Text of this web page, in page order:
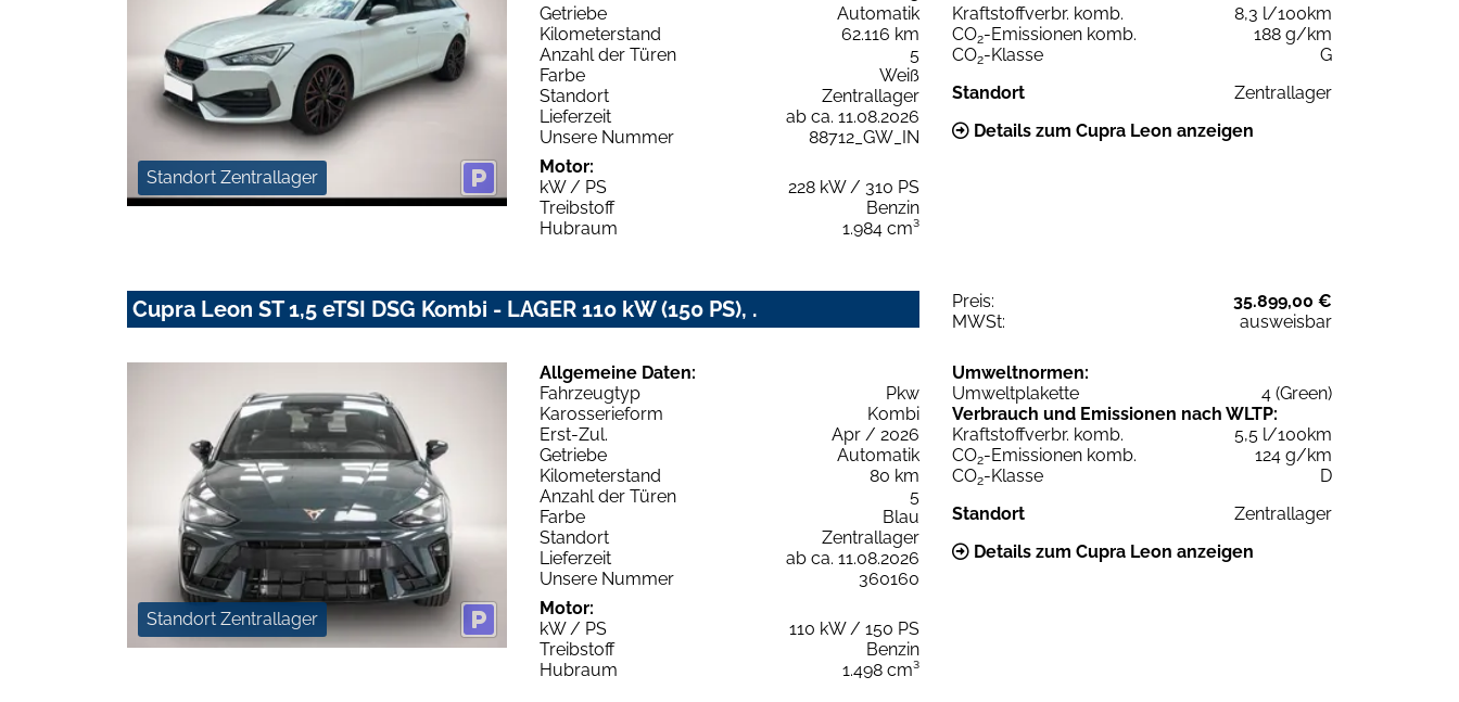
Standort Zentrallager
Getriebe
Automatik
Kilometerstand
62.116 km
Anzahl der Türen
5
Farbe
Weiß
Standort
Zentrallager
Lieferzeit
ab ca. 11.08.2026
Unsere Nummer
88712_GW_IN
Motor:
kW / PS
228 kW / 310 PS
Treibstoff
Benzin
Hubraum
1.984 cm³
Kraftstoffverbr. komb.
8,3 l/100km
CO2-Emissionen komb.
188 g/km
CO2-Klasse
G
Standort
Zentrallager
Details zum Cupra Leon anzeigen
Cupra Leon ST 1,5 eTSI DSG Kombi - LAGER 110 kW (150 PS), . Preis:
35.899,00 €
MWSt:
ausweisbar
Standort Zentrallager
Allgemeine Daten:
Fahrzeugtyp
Pkw
Karosserieform
Kombi
Erst-Zul.
Apr / 2026
Getriebe
Automatik
Kilometerstand
80 km
Anzahl der Türen
5
Farbe
Blau
Standort
Zentrallager
Lieferzeit
ab ca. 11.08.2026
Unsere Nummer
360160
Motor:
kW / PS
110 kW / 150 PS
Treibstoff
Benzin
Hubraum
1.498 cm³
Umweltnormen:
Umweltplakette
4 (Green)
Verbrauch und Emissionen nach WLTP:
Kraftstoffverbr. komb.
5,5 l/100km
CO2-Emissionen komb.
124 g/km
CO2-Klasse
D
Standort
Zentrallager
Details zum Cupra Leon anzeigen